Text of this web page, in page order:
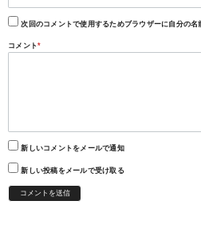
次回のコメントで使用するためブラウザーに自分の名
コメント*
新しいコメントをメールで通知
新しい投稿をメールで受け取る